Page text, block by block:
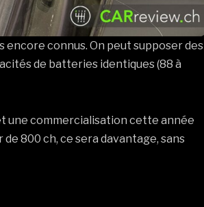
encore connus. On peut supposer des
de batteries identiques (88 à
une commercialisation cette année
800 ch, ce sera davantage, sans